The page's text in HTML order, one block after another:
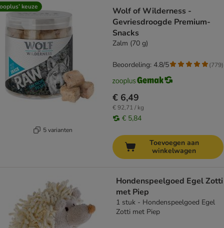
keuze
5 varianten
Wolf of Wilderness -
Gevriesdroogde Premium-
Snacks
Zalm (70 g)
€ 6,49
€ 92,71 / kg
€ 5,84
Beoordeling: 4.8/5 (779)
Toevoegen aan
winkelwagen
Hondenspeelgoed Egel Zotti
met Piep
1 stuk - Hondenspeelgoed Egel
Zotti met Piep